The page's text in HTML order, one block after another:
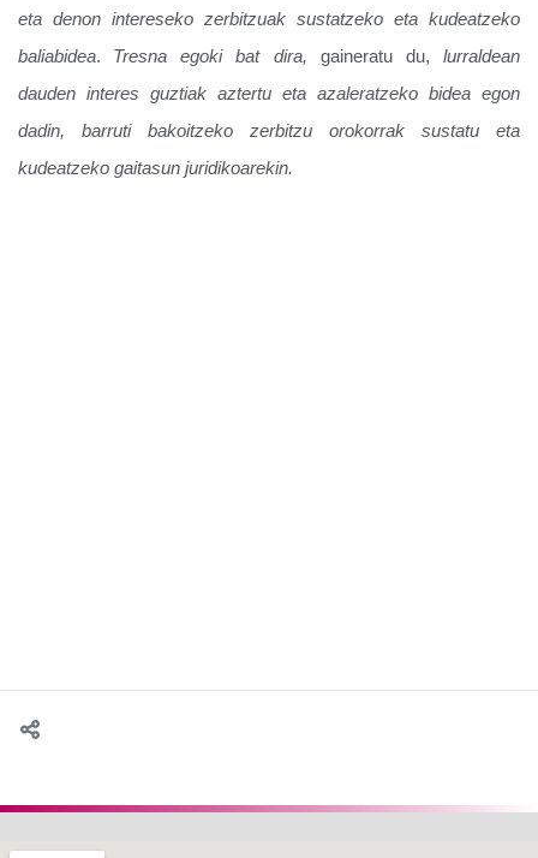
eta denon intereseko zerbitzuak sustatzeko eta kudeatzeko
baliabidea. Tresna egoki bat dira, gaineratu du,lurraldean
dauden interes guztiak aztertu eta azaleratzeko bidea egon
dadin, barruti bakoitzeko zerbitzu orokorrak sustatu eta
kudeatzeko gaitasun juridikoarekin.